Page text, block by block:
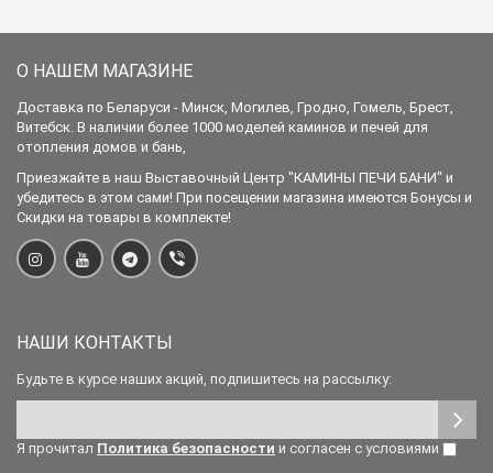
О НАШЕМ МАГАЗИНЕ
Доставка по Беларуси - Минск, Могилев, Гродно, Гомель, Брест,
Витебск. В наличии более 1000 моделей каминов и печей для
отопления домов и бань,
Приезжайте в наш Выставочный Центр "КАМИНЫ ПЕЧИ БАНИ" и
убедитесь в этом сами! При посещении магазина имеются Бонусы и
Скидки на товары в комплекте!
НАШИ КОНТАКТЫ
Будьте в курсе наших акций, подпишитесь на рассылку:
Я прочитал Политика безопасности и согласен с условиями